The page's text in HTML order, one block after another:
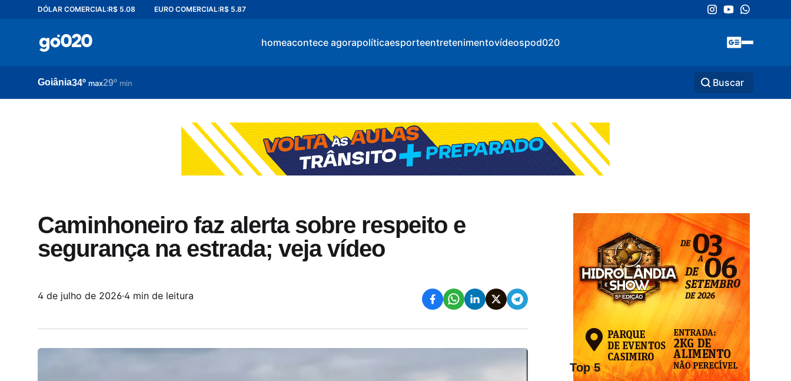
DÓLAR COMERCIAL:R$ 5.08 EURO COMERCIAL:R$ 5.87
homeacontece agorapolíticaesporteentretenimentovídeospod020
Goiânia34º max29º min Buscar
Caminhoneiro faz alerta sobre respeito e
segurança na estrada; veja vídeo
4 de julho de 2026·4 min de leitura
Top 5
acontece agora
esporte